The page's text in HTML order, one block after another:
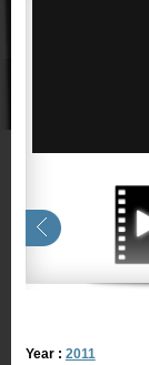
Year : 2011